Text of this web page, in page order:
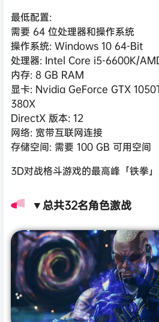
最低配置:
需要 64 位处理器和操作系统
操作系统: Windows 10 64-Bit
处理器: Intel Core i5-6600K/
内存: 8 GB RAM
显卡: Nvidia GeForce GTX
380X
DirectX 版本: 12
网络: 宽带互联网连接
存储空间: 需要 100 GB 可用空间
3D对战格斗游戏的最高峰「铁拳
▼总共32名角色激战